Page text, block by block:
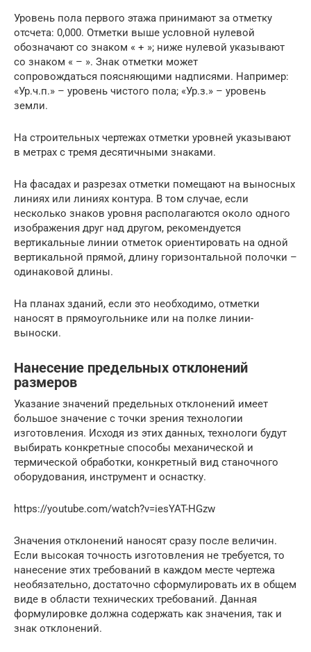
Уровень пола первого этажа принимают за отметку
отсчета: 0,000. Отметки выше условной нулевой
обозначают со знаком « + »; ниже нулевой указывают
со знаком « – ». Знак отметки может
сопровождаться поясняющими надписями. Например:
«Ур.ч.п.» – уровень чистого пола; «Ур.з.» – уровень
земли.
На строительных чертежах отметки уровней указывают
в метрах с тремя десятичными знаками.
На фасадах и разрезах отметки помещают на выносных
линиях или линиях контура. В том случае, если
несколько знаков уровня располагаются около одного
изображения друг над другом, рекомендуется
вертикальные линии отметок ориентировать на одной
вертикальной прямой, длину горизонтальной полочки –
одинаковой длины.
На планах зданий, если это необходимо, отметки
наносят в прямоугольнике или на полке линии-
выноски.
Нанесение предельных отклонений
размеров
Указание значений предельных отклонений имеет
большое значение с точки зрения технологии
изготовления. Исходя из этих данных, технологи будут
выбирать конкретные способы механической и
термической обработки, конкретный вид станочного
оборудования, инструмент и оснастку.
https://youtube.com/watch?v=iesYAT-HGzw
Значения отклонений наносят сразу после величин.
Если высокая точность изготовления не требуется, то
нанесение этих требований в каждом месте чертежа
необязательно, достаточно сформулировать их в общем
виде в области технических требований. Данная
формулировке должна содержать как значения, так и
знак отклонений.